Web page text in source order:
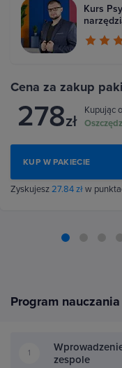
Kurs
Cena za zakup
278zł
Kupując
KUP W PAKIECIE
Zyskujesz27.84 złw
Program nauczania
1
zespole